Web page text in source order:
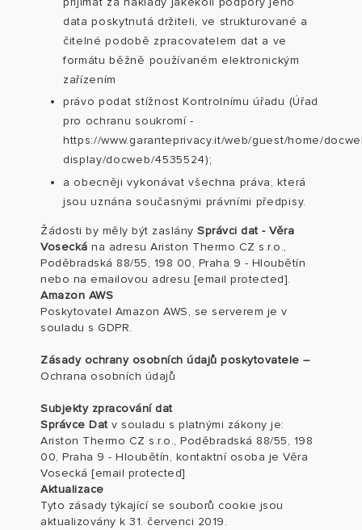
data poskytnutá držiteli, ve strukturované a
čitelné podobě zpracovatelem dat a ve
formátu běžně používaném elektronickým
zařízením
právo podat stížnost Kontrolnímu úřadu (Úřad
pro ochranu soukromí-
https://www.garanteprivacy.it/web/guest/home/
display/docweb/4535524);
a obecněji vykonávat všechna práva, která
jsou uznána současnými právními předpisy.
Žádosti by měly být zaslány Správci dat - Věra
Vosecká na adresu Ariston Thermo CZ s.r.o.,
Poděbradská 88/55, 198 00, Praha 9 - Hloubětín
nebo na emailovou adresu [email protected].
Amazon AWS
Poskytovatel Amazon AWS, se serverem je v
souladu s GDPR.
Zásady ochrany osobních údajů poskytovatele –
Ochrana osobních údajů
Subjekty zpracování dat
Správce Dat v souladu s platnými zákony je:
Ariston Thermo CZ s.r.o., Poděbradská 88/55, 198
00, Praha 9 - Hloubětín, kontaktní osoba je Věra
Vosecká [email protected]
Aktualizace
Tyto zásady týkající se souborů cookie jsou
aktualizovány k 31. červenci 2019.